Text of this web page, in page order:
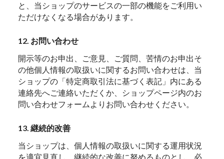
と、当ショップのサービスの一部の機能をご利用い
ただけなくなる場合があります。
12. お問い合わせ
開示等のお申出、ご意見、ご質問、苦情のお申出そ
の他個人情報の取扱いに関するお問い合わせは、当
ショップの「特定商取引法に基づく表記」内にある
連絡先へご連絡いただくか、ショップページ内のお
問い合わせフォームよりお問い合わせください。
13. 継続的改善
当ショップは、個人情報の取扱いに関する運用状況
を適宜見直し、継続的な改善に努めるものとし、必